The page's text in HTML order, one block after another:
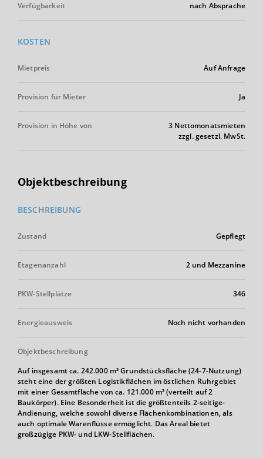
Verfügbarkeit nach Absprache
KOSTEN
Mietpreis Auf Anfrage
Provision für Mieter Ja
Provision in Höhe von
3 Nettomonatsmieten
zzgl. gesetzl. MwSt.
Objektbeschreibung
BESCHREIBUNG
Zustand Gepflegt
Etagenanzahl 2 und Mezzanine
PKW-Stellplätze 346
Energieausweis Noch nicht vorhanden
Objektbeschreibung
Auf insgesamt ca. 242.000 m² Grundstücksfläche (24-7-Nutzung)
steht eine der größten Logistikflächen im östlichen Ruhrgebiet
mit einer Gesamtfläche von ca. 121.000 m² (verteilt auf 2
Baukörper). Eine Besonderheit ist die größtenteils 2-seitige-
Andienung, welche sowohl diverse Flächenkombinationen, als
auch optimale Warenflüsse ermöglicht. Das Areal bietet
großzügige PKW- und LKW-Stellflächen.